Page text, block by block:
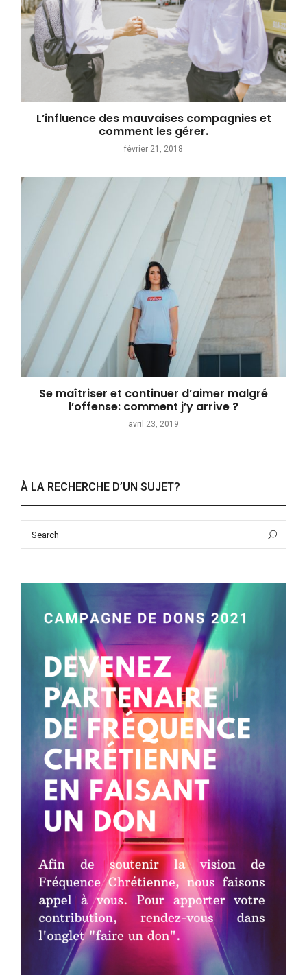
L’influence des mauvaises compagnies et
comment les gérer.
février 21, 2018
Se maîtriser et continuer d’aimer malgré
l’offense: comment j’y arrive ?
avril 23, 2019
À LA RECHERCHE D’UN SUJET?